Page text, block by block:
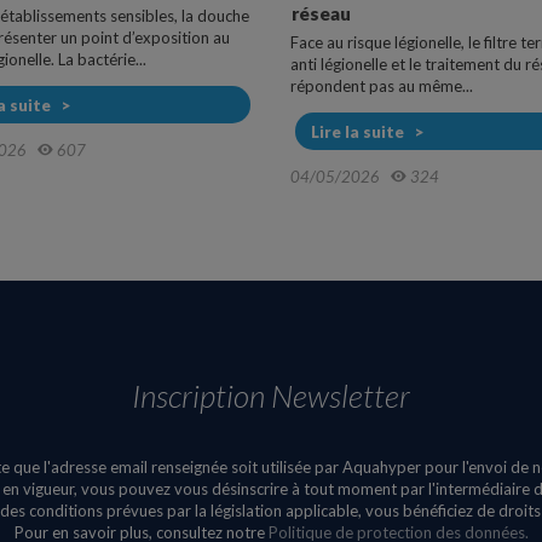
sensibles, la douche
un point d’exposition au
La bactérie...
suite
607
réseau
Face au risque légionelle, le filtre
anti légionelle et le traitement du
répondent pas au même...
Lire la suite
04/05/2026 324
Inscription Newsletter
que l'adresse email renseignée soit utilisée par Aquahyper pour l'envoi
vigueur, vous pouvez vous désinscrire à tout moment par l'intermédiaire
conditions prévues par la législation applicable, vous bénéficiez de
Pour en savoir plus, consultez notre Politique de protection des données.